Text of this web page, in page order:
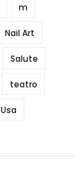
m
Nail Art
Salute
teatro
Usa